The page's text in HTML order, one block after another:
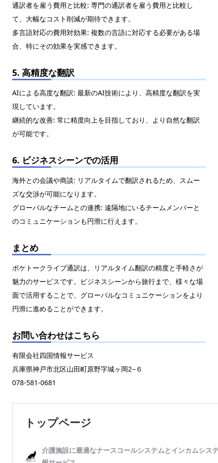
通訳者を雇う費用と比較: 専門の通訳者を雇う費用と比較し
て、大幅なコスト削減が期待できます。
多言語対応の費用対効果: 複数の言語に対応する必要がある場
合、特にその効果を実感できます。
5. 高精度な翻訳
AIによる高度な翻訳: 最新のAI技術により、高精度な翻訳を実
現しています。
継続的な改善: 常に精度向上を目指しており、より自然な翻訳
が可能です。
6. ビジネスシーンでの活用
海外との会議や商談: リアルタイムで翻訳されるため、スムー
ズな交渉が可能になります。
グローバルなチームとの連携: 遠隔地にいるチームメンバーと
のコミュニケーションも円滑に行えます。
まとめ
ポケトークライブ通訳は、リアルタイム翻訳の精度と手軽さが
魅力のサービスです。ビジネスシーンから旅行まで、様々な場
面で活用することで、グローバルなコミュニケーションをより
円滑に進めることができます。
お問い合わせはこちら
有限会社四国情報サービス
兵庫県神戸市北区山田町原野字城ヶ岡2−６
078-581-0681